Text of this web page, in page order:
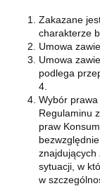
Zakazane
charakterze
Umowa
Umowa
podlega
4.
Wybór
Regulaminu
praw
znajdujących
sytuacji, w
w